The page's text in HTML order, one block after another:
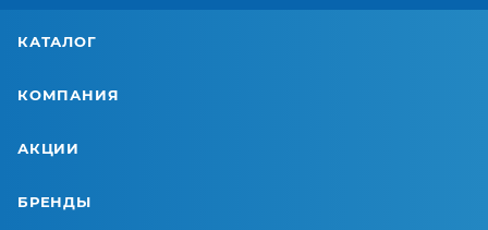
КАТАЛОГ
КОМПАНИЯ
АКЦИИ
БРЕНДЫ